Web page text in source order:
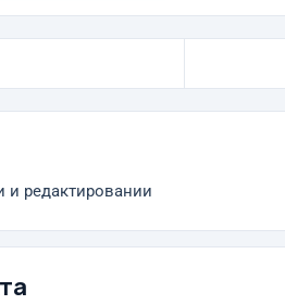
редактировании